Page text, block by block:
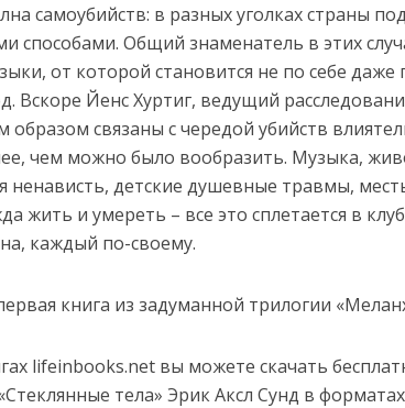
самоубийств: в разных уголках страны
способами. Общий знаменатель в этих
от которой становится не по себе
Вскоре Йенс Хуртиг, ведущий
образом связаны с чередой убийств
чем можно было вообразить. Музыка,
ненависть, детские душевные травмы,
жить и умереть – все это сплетается в
каждый по-своему.
книга из задуманной трилогии
lifeinbooks.net вы можете скачать
тела» Эрик Аксл Сунд в